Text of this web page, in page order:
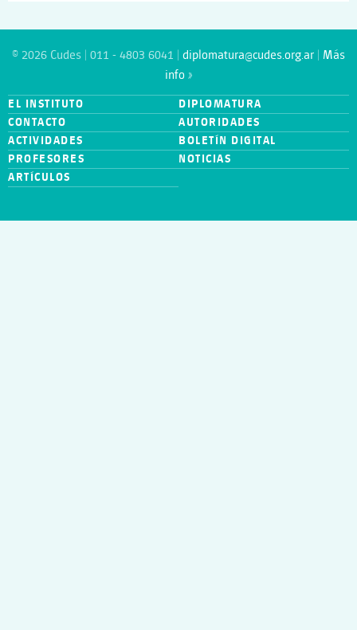
© 2026 Cudes | 011 - 4803 6041 | diplomatura@cudes.org.ar
Más
info »
EL INSTITUTO
DIPLOMATURA
CONTACTO
AUTORIDADES
ACTIVIDADES
BOLETÍN DIGITAL
PROFESORES
NOTICIAS
ARTÍCULOS